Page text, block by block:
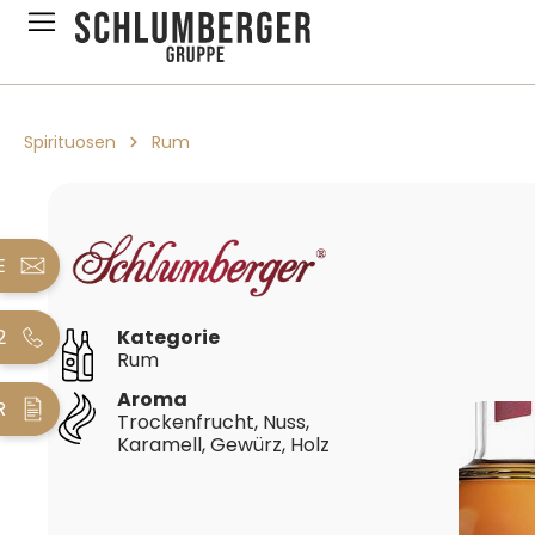
Zur Hauptnavigation springen
Spirituosen Rum
Kategorie
Rum
Aroma
Trockenfrucht, Nuss,
Karamell, Gewürz, Holz